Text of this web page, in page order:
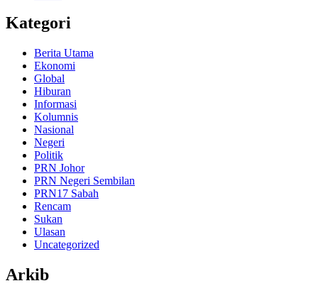
Kategori
Berita Utama
Ekonomi
Global
Hiburan
Informasi
Kolumnis
Nasional
Negeri
Politik
PRN Johor
PRN Negeri Sembilan
PRN17 Sabah
Rencam
Sukan
Ulasan
Uncategorized
Arkib